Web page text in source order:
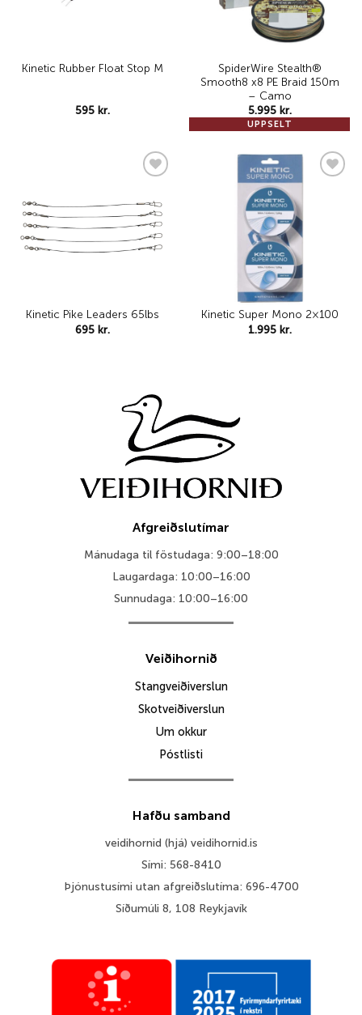
Kinetic Rubber Float Stop M
595 kr.
UPPSELT
SpiderWire Stealth®
Smooth8 x8 PE Braid 150m
– Camo
5.995 kr.
wishlist
Kinetic Pike Leaders 65lbs
695 kr.
Kinetic Super Mono 2×100
1.995 kr.
Afgreiðslutímar
Mánudaga til föstudaga: 9:00–18:00
Laugardaga: 10:00–16:00
Sunnudaga: 10:00–16:00
Veiðihornið
Stangveiðiverslun
Skotveiðiverslun
Um okkur
Póstlisti
Hafðu samband
veidihornid (hjá) veidihornid.is
Sími: 568-8410
Þjónustusími utan afgreiðslutíma: 696-4700
Síðumúli 8, 108 Reykjavík